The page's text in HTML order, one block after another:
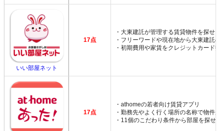
いい部屋ネット
17点
・大東建託が管理する賃貸物件を探せ
・フリーワードや現在地から大東建託
・初期費用や家賃をクレジットカード
17点
・athomeの若者向け賃貸アプリ
・勤務先やよく行く場所の名称で物件
・11個のこだわり条件から部屋を探せ